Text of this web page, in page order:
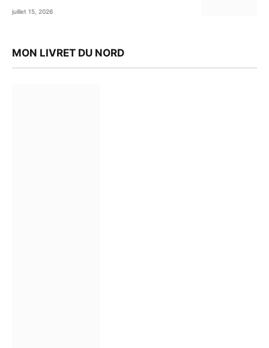
juillet 15, 2026
MON LIVRET DU NORD